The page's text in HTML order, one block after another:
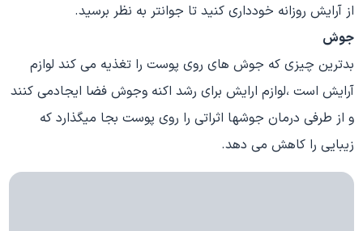
از آرایش روزانه خودداری کنید تا جوانتر به نظر برسید.
جوش
بدترین چیزی که جوش های روی پوست را تغذیه می کند لوازم
آرایش است ،لوازم ارایش برای رشد اکنه وجوش فضا ایجادمی کنند
و از طرفی درمان جوشها اثراتی را روی پوست بجا میگذارد که
زیبایی را کاهش می دهد.